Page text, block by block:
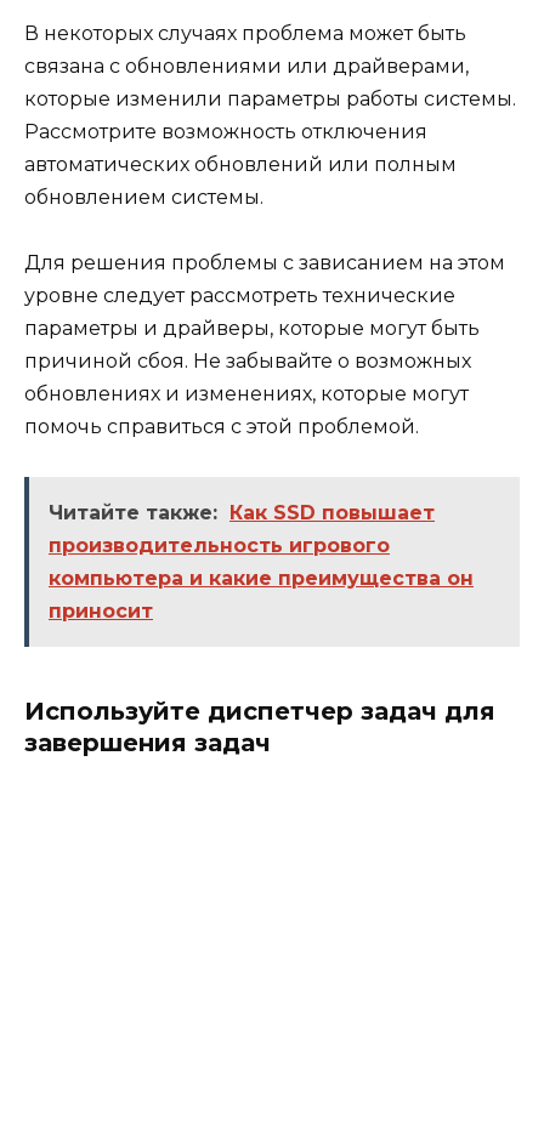
В некоторых случаях проблема может быть
связана с обновлениями или драйверами,
которые изменили параметры работы системы.
Рассмотрите возможность отключения
автоматических обновлений или полным
обновлением системы.
Для решения проблемы с зависанием на этом
уровне следует рассмотреть технические
параметры и драйверы, которые могут быть
причиной сбоя. Не забывайте о возможных
обновлениях и изменениях, которые могут
помочь справиться с этой проблемой.
Читайте также: Как SSD повышает
производительность игрового
компьютера и какие преимущества он
приносит
Используйте диспетчер задач для
завершения задач